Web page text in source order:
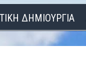
ΔΗΜΙΟΥΡΓΙΑ